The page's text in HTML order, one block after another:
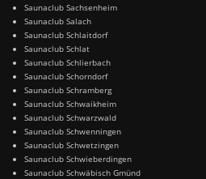
Saunaclub Sachsenheim
Saunaclub Salach
Saunaclub Schlaitdorf
Saunaclub Schlat
Saunaclub Schlierbach
Saunaclub Schorndorf
Saunaclub Schramberg
Saunaclub Schwaikheim
Saunaclub Schwarzwald
Saunaclub Schwenningen
Saunaclub Schwetzingen
Saunaclub Schwieberdingen
Saunaclub Schwäbisch Gmünd